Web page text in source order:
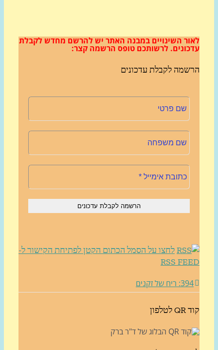
השינויים במבנה האתריש להרשם מחדש לקבלת
לרשותכם טופס הרשמה קצר:
לקבלת עדכונים
לחצו על הסמל הכתום הקטן לפתיחת הקישור ל-
RSS